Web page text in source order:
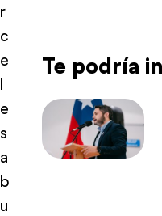
r
c
e
l
e
s
a
b
u
Te podría